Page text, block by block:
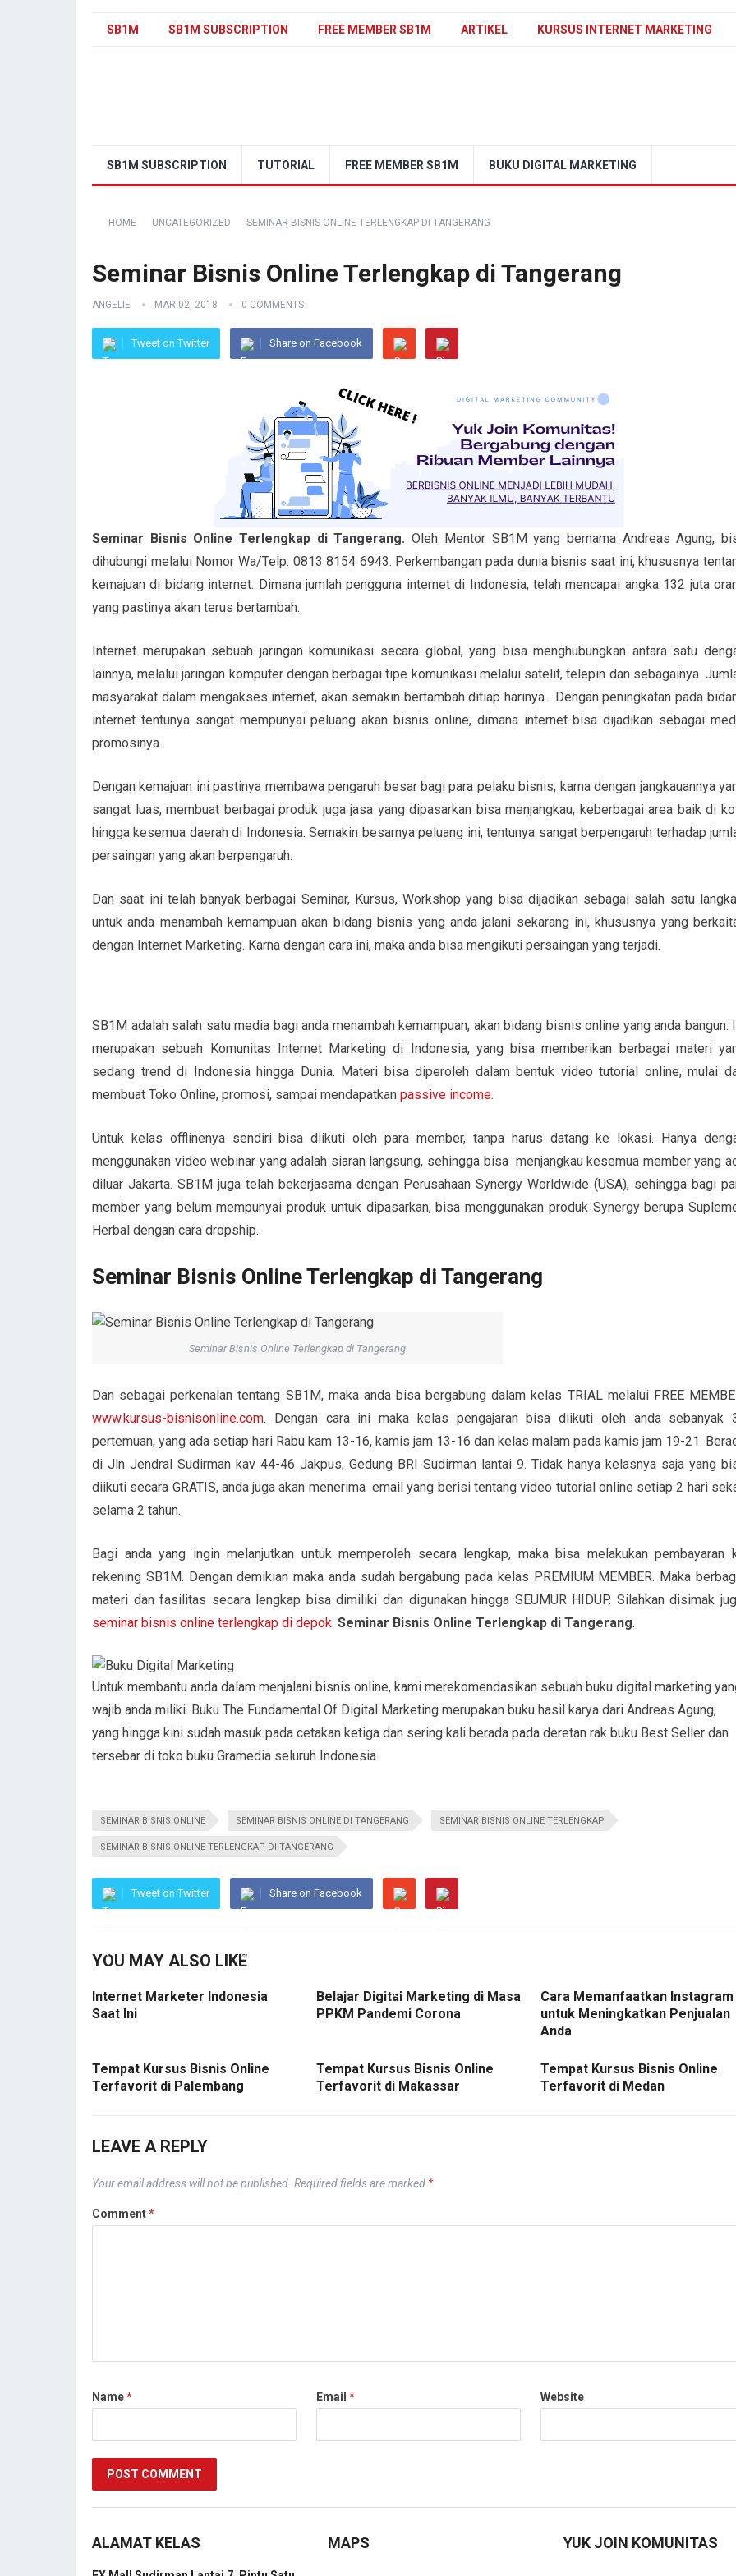
SB1M SB1M SUBSCRIPTION FREE MEMBER SB1M ARTIKEL KURSUS INTERNET MARKETING
SB1M SUBSCRIPTION TUTORIAL FREE MEMBER SB1M BUKU DIGITAL MARKETING
HOME UNCATEGORIZED SEMINAR BISNIS ONLINE TERLENGKAP DI TANGERANG
Seminar Bisnis Online Terlengkap di Tangerang
ANGELIE MAR 02, 2018 0 COMMENTS
Tweet on Twitter Share on Facebook
Seminar Bisnis Online Terlengkap di Tangerang. Oleh Mentor SB1M yang bernama Andreas Agung,
dihubungi melalui Nomor Wa/Telp: 0813 8154 6943. Perkembangan pada dunia bisnis saat ini, khususnya
kemajuan di bidang internet. Dimana jumlah pengguna internet di Indonesia, telah mencapai angka 132 juta
yang pastinya akan terus bertambah.
Internet merupakan sebuah jaringan komunikasi secara global, yang bisa menghubungkan antara satu
lainnya, melalui jaringan komputer dengan berbagai tipe komunikasi melalui satelit, telepin dan sebagainya.
masyarakat dalam mengakses internet, akan semakin bertambah ditiap harinya. Dengan peningkatan pada
internet tentunya sangat mempunyai peluang akan bisnis online, dimana internet bisa dijadikan sebagai
promosinya.
Dengan kemajuan ini pastinya membawa pengaruh besar bagi para pelaku bisnis, karna dengan jangkauannya
sangat luas, membuat berbagai produk juga jasa yang dipasarkan bisa menjangkau, keberbagai area baik di
hingga kesemua daerah di Indonesia. Semakin besarnya peluang ini, tentunya sangat berpengaruh terhadap
persaingan yang akan berpengaruh.
Dan saat ini telah banyak berbagai Seminar, Kursus, Workshop yang bisa dijadikan sebagai salah satu
untuk anda menambah kemampuan akan bidang bisnis yang anda jalani sekarang ini, khususnya yang
dengan Internet Marketing. Karna dengan cara ini, maka anda bisa mengikuti persaingan yang terjadi.
SB1M adalah salah satu media bagi anda menambah kemampuan, akan bidang bisnis online yang anda bangun.
merupakan sebuah Komunitas Internet Marketing di Indonesia, yang bisa memberikan berbagai materi
sedang trend di Indonesia hingga Dunia. Materi bisa diperoleh dalam bentuk video tutorial online, mulai
membuat Toko Online, promosi, sampai mendapatkan passive income.
Untuk kelas offlinenya sendiri bisa diikuti oleh para member, tanpa harus datang ke lokasi. Hanya
menggunakan video webinar yang adalah siaran langsung, sehingga bisa menjangkau kesemua member yang
diluar Jakarta. SB1M juga telah bekerjasama dengan Perusahaan Synergy Worldwide (USA), sehingga bagi
member yang belum mempunyai produk untuk dipasarkan, bisa menggunakan produk Synergy berupa
Herbal dengan cara dropship.
Seminar Bisnis Online Terlengkap di Tangerang
Seminar Bisnis Online Terlengkap di Tangerang
Dan sebagai perkenalan tentang SB1M, maka anda bisa bergabung dalam kelas TRIAL melalui FREE
www.kursus-bisnisonline.com. Dengan cara ini maka kelas pengajaran bisa diikuti oleh anda sebanyak
pertemuan, yang ada setiap hari Rabu kam 13-16, kamis jam 13-16 dan kelas malam pada kamis jam 19-21.
di Jln Jendral Sudirman kav 44-46 Jakpus, Gedung BRI Sudirman lantai 9. Tidak hanya kelasnya saja yang
diikuti secara GRATIS, anda juga akan menerima email yang berisi tentang video tutorial online setiap 2 hari
selama 2 tahun.
Bagi anda yang ingin melanjutkan untuk memperoleh secara lengkap, maka bisa melakukan pembayaran
rekening SB1M. Dengan demikian maka anda sudah bergabung pada kelas PREMIUM MEMBER. Maka
materi dan fasilitas secara lengkap bisa dimiliki dan digunakan hingga SEUMUR HIDUP. Silahkan disimak
seminar bisnis online terlengkap di depok. Seminar Bisnis Online Terlengkap di Tangerang.
Untuk membantu anda dalam menjalani bisnis online, kami merekomendasikan sebuah buku digital marketing
wajib anda miliki. Buku The Fundamental Of Digital Marketing merupakan buku hasil karya dari Andreas Agung,
yang hingga kini sudah masuk pada cetakan ketiga dan sering kali berada pada deretan rak buku Best Seller dan
tersebar di toko buku Gramedia seluruh Indonesia.
SEMINAR BISNIS ONLINE SEMINAR BISNIS ONLINE DI TANGERANG SEMINAR BISNIS ONLINE TERLENGKAP
SEMINAR BISNIS ONLINE TERLENGKAP DI TANGERANG
Tweet on Twitter Share on Facebook
YOU MAY ALSO LIKE
Internet Marketer Indonesia
Saat Ini
Belajar Digital Marketing di Masa
PPKM Pandemi Corona
Cara Memanfaatkan Instagram
untuk Meningkatkan Penjualan
Anda
Tempat Kursus Bisnis Online
Terfavorit di Palembang
Tempat Kursus Bisnis Online
Terfavorit di Makassar
Tempat Kursus Bisnis Online
Terfavorit di Medan
LEAVE A REPLY
Your email address will not be published. Required fields are marked *
Comment*
Name* Email * Website
ALAMAT KELAS MAPS YUK JOIN KOMUNITAS